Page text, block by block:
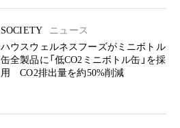
SOCIETY
ニュース
ハウスウェルネスフーズがミニボトル
缶全製品に「低CO2ミニボトル缶」を採
用 CO2排出量を約50%削減